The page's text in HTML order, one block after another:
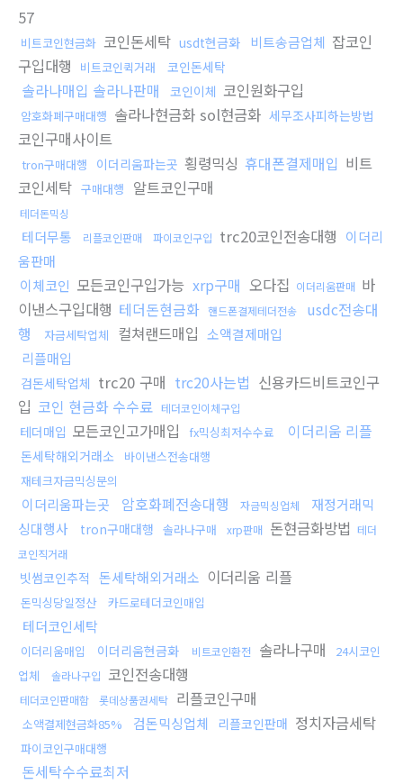
57
비트코인현금화 코인돈세탁 usdt현금화 비트송금업체 잡코인
구입대행
비트코인퀵거래 코인돈세탁
솔라나매입 솔라나판매 코인이체 코인원화구입
암호화폐구매대행 솔라나현금화 sol현금화 세무조사피하는방법
코인구매사이트
tron구매대행 이더리움파는곳 횡령믹싱 휴대폰결제매입 비트
코인세탁 구매대행 알트코인구매
테더돈믹싱
테더무통 리플코인판매 파이코인구입 trc20코인전송대행 이더리
움판매
이체코인 모든코인구입가능 xrp구매 오다집 이더리움판매 바
이낸스구입대행 테더돈현금화 핸드폰결제테더전송
usdc전송대
행
자금세탁업체 컬쳐랜드매입 소액결제매입
리플매입
검돈세탁업체 trc20 구매 trc20사는법 신용카드비트코인구
입 코인 현금화 수수료 테더코인이체구입
테더매입 모든코인고가매입 fx믹싱최저수수료 이더리움 리플
돈세탁해외거래소
바이낸스전송대행
재테크자금믹싱문의
이더리움파는곳 암호화폐전송대행 자금믹싱업체
재정거래믹
싱대행사
tron구매대행 솔라나구매 xrp판매 돈현금화방법 테더
코인직거래
빗썸코인추적 돈세탁해외거래소 이더리움 리플
돈믹싱당일정산 카드로테더코인매입
테더코인세탁
이더리움매입 이더리움현금화 비트코인환전 솔라나구매
24시코인
업체
솔라나구입 코인전송대행
테더코인판매함 롯데상품권세탁 리플코인구매
소액결제현금화85% 검돈믹싱업체 리플코인판매 정치자금세탁
파이코인구매대행
돈세탁수수료최저